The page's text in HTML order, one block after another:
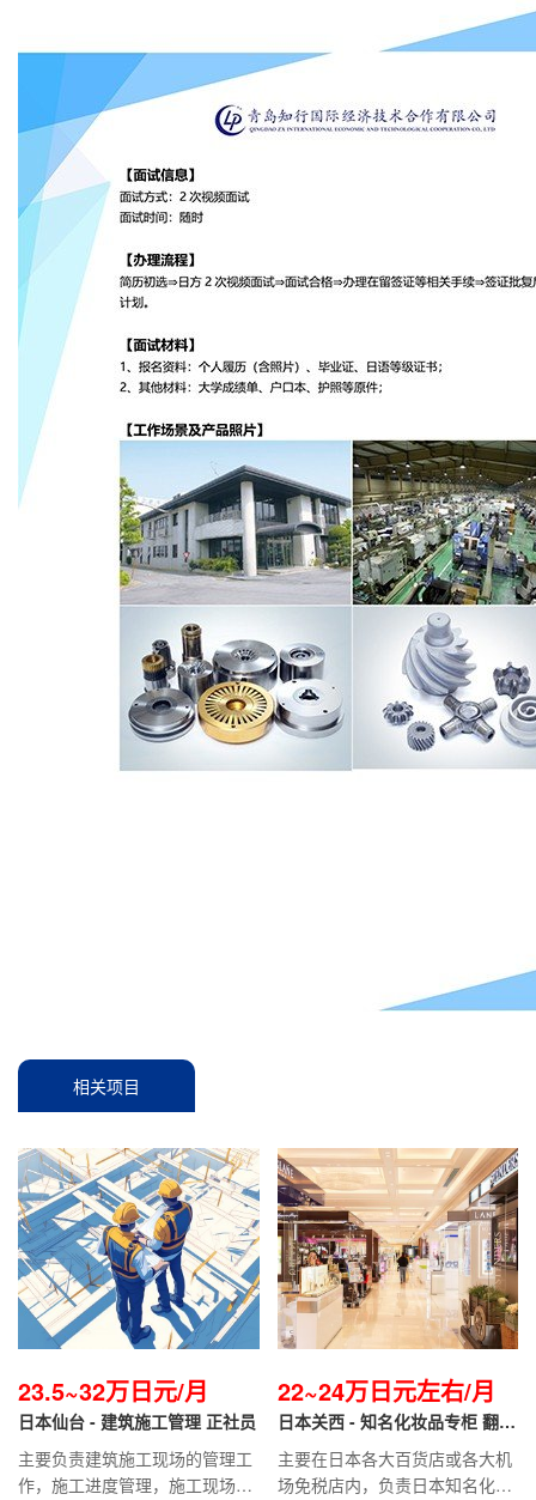
相关项目
23.5~32万日元/月
日本仙台 - 建筑施工管理 正社员
主要负责建筑施工现场的管理工
作，施工进度管理，施工现场协
22~24万日元左右/月
日本关西 - 知名化妆品专柜 翻译
导购
主要在日本各大百货店或各大机
场免税店内，负责日本知名化妆